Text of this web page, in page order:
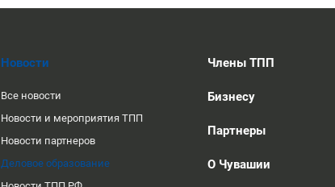
Новости
Все новости
Новости и мероприятия ТПП
Новости партнеров
Деловое образование
Члены ТПП
Бизнесу
Партнеры
О Чувашии